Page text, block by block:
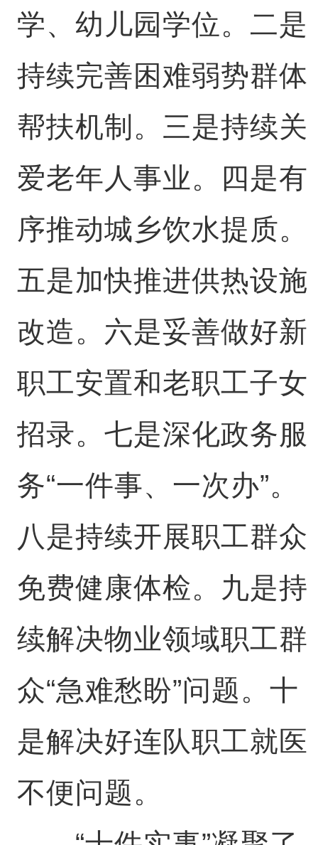
学、幼儿园学位。二是
持续完善困难弱势群体
帮扶机制。三是持续关
爱老年人事业。四是有
序推动城乡饮水提质。
五是加快推进供热设施
改造。六是妥善做好新
职工安置和老职工子女
招录。七是深化政务服
务“一件事、一次办”。
八是持续开展职工群众
免费健康体检。九是持
续解决物业领域职工群
众“急难愁盼”问题。十
是解决好连队职工就医
不便问题。